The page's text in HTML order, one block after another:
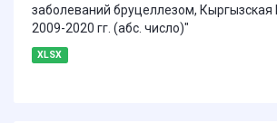
заболеваний бруцеллезом, Кыргызская
2009-2020 гг. (абс. число)"
XLSX